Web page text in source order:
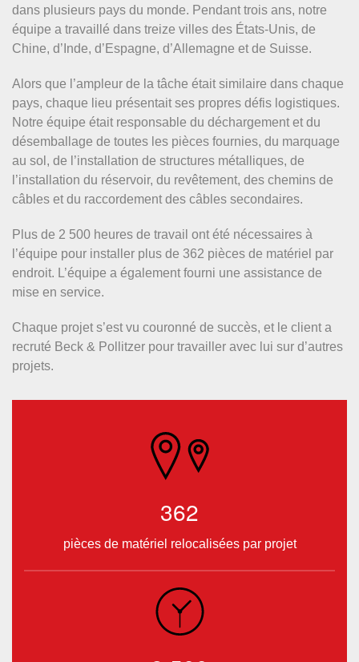
dans plusieurs pays du monde. Pendant trois ans, notre
équipe a travaillé dans treize villes des États-Unis, de
Chine, d’Inde, d’Espagne, d’Allemagne et de Suisse.
Alors que l’ampleur de la tâche était similaire dans chaque
pays, chaque lieu présentait ses propres défis logistiques.
Notre équipe était responsable du déchargement et du
désemballage de toutes les pièces fournies, du marquage
au sol, de l’installation de structures métalliques, de
l’installation du réservoir, du revêtement, des chemins de
câbles et du raccordement des câbles secondaires.
Plus de 2 500 heures de travail ont été nécessaires à
l’équipe pour installer plus de 362 pièces de matériel par
endroit. L’équipe a également fourni une assistance de
mise en service.
Chaque projet s’est vu couronné de succès, et le client a
recruté Beck & Pollitzer pour travailler avec lui sur d’autres
projets.
362
pièces de matériel relocalisées par projet